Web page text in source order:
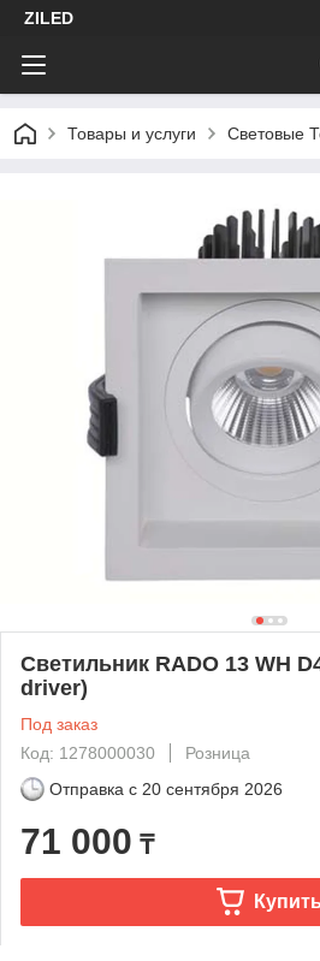
ZILED
Товары и услуги Световые
Светильник RADO 13 WH
driver)
Под заказ
Код: 1278000030
Розница
Отправка с 20 сентября 2026
71 000 ₸
Купить